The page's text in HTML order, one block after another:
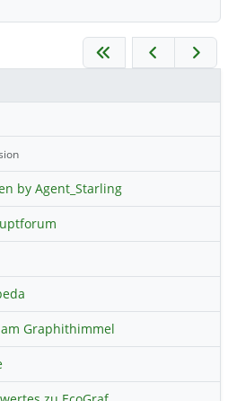
by Agent_Starling
Graphithimmel